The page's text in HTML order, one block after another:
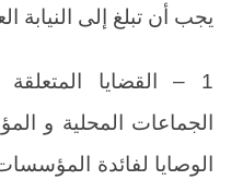
يجب أن تبلغ إلى النيابة
1 – القضايا
الجماعات المحلية و
الوصايا لفائدة